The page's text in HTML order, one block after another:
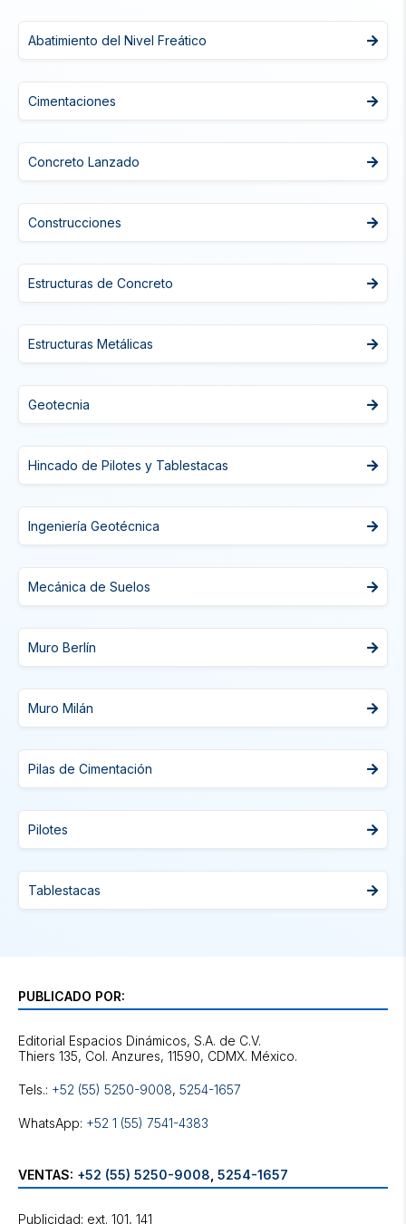
Abatimiento del Nivel Freático
Cimentaciones
Concreto Lanzado
Construcciones
Estructuras de Concreto
Estructuras Metálicas
Geotecnia
Hincado de Pilotes y Tablestacas
Ingeniería Geotécnica
Mecánica de Suelos
Muro Berlín
Muro Milán
Pilas de Cimentación
Pilotes
Tablestacas
PUBLICADO POR:
Editorial Espacios Dinámicos, S.A. de C.V.
Tels.: +52 (55) 5250-9008, 5254-1657
WhatsApp: +52 1 (55) 7541-4383
VENTAS: +52 (55) 5250-9008 5254-1657
Publicidad: ext. 101, 141